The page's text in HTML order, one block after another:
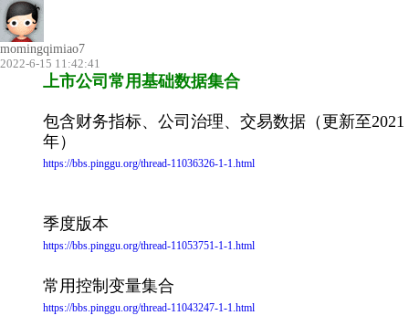
momingqimiao7
2022-6-15 11:42:41
上市公司常用基础数据集合
包含财务指标、公司治理、交易数据（更新至2021
年）
https://bbs.pinggu.org/thread-11036326-1-1.html
季度版本
https://bbs.pinggu.org/thread-11053751-1-1.html
常用控制变量集合
https://bbs.pinggu.org/thread-11043247-1-1.html